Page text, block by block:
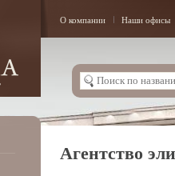
О компании Наши офисы
Агентство